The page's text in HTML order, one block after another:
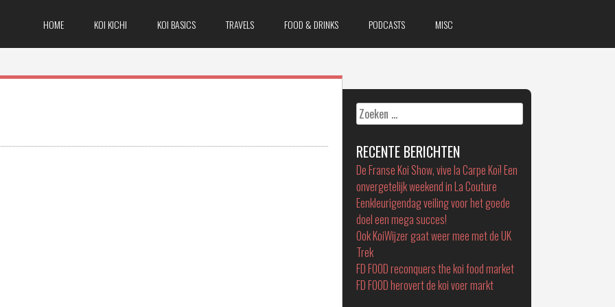
HOME KOI KICHI KOI BASICS TRAVELS FOOD & DRINKS PODCASTS MISC
Zoeken
naar:
RECENTE BERICHTEN
De Franse Koi Show, vive la Carpe Koï! Een
onvergetelijk weekend in La Couture
Eenkleurigendag veiling voor het goede
doel een mega succes!
Ook KoiWijzer gaat weer mee met de UK
Trek
FD FOOD reconquers the koi food market
FD FOOD herovert de koi voer markt